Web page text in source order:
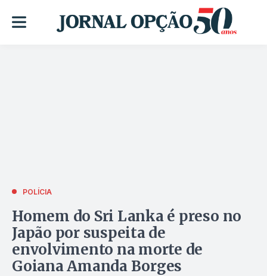
POLÍCIA
Homem do Sri Lanka é preso no
Japão por suspeita de
envolvimento na morte de
Goiana Amanda Borges